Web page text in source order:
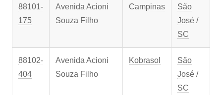
88101-
175
Avenida Acioni
Souza Filho
Campinas
São
José /
SC
88102-
404
Avenida Acioni
Souza Filho
Kobrasol
São
José /
SC